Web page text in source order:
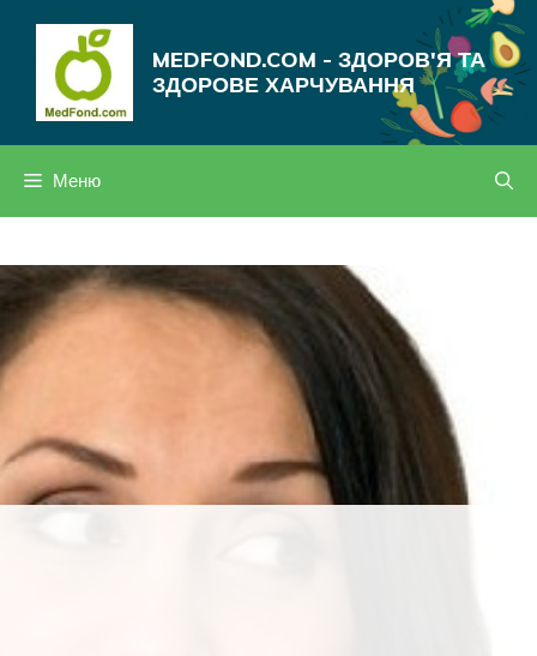
MEDFOND.COM - ЗДОРОВ'Я ТА
ЗДОРОВЕ ХАРЧУВАННЯ
Меню